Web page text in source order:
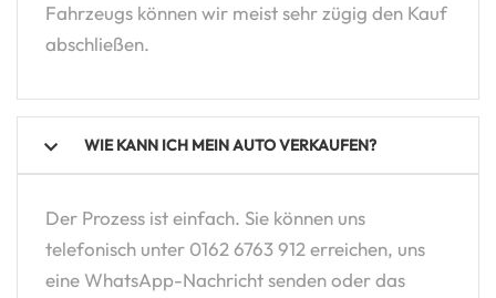
Fahrzeugs können wir meist sehr zügig den Kauf
abschließen.
WIE KANN ICH MEIN AUTO VERKAUFEN?
Der Prozess ist einfach. Sie können uns
telefonisch unter 0162 6763 912 erreichen, uns
eine WhatsApp-Nachricht senden oder das